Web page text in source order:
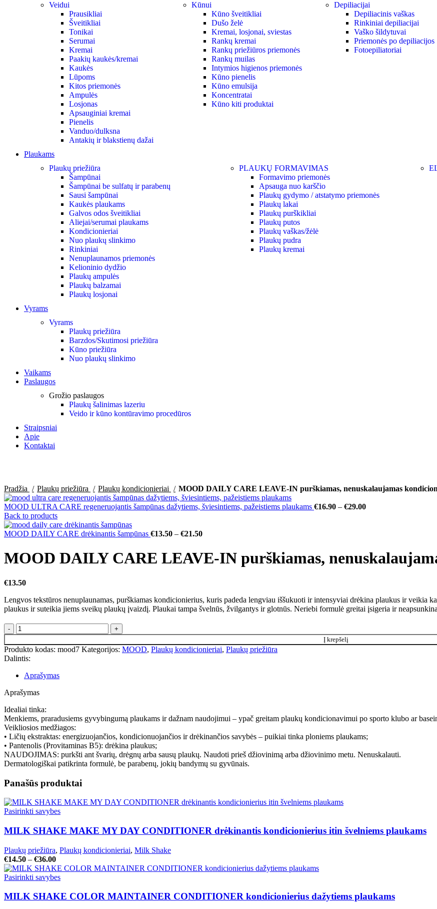
Veidui
Prausikliai
Šveitikliai
Tonikai
Serumai
Kremai
Paakių kaukės/kremai
Kaukės
Lūpoms
Kitos priemonės
Ampulės
Losjonas
Apsauginiai kremai
Pienelis
Vanduo/dulksna
Antakių ir blakstienų dažai
Kūnui
Kūno šveitikliai
Dušo želė
Kremai, losjonai, sviestas
Rankų kremai
Rankų priežiūros priemonės
Rankų muilas
Intymios higienos priemonės
Kūno pienelis
Kūno emulsija
Koncentratai
Kūno kiti produktai
Depiliacijai
Depiliacinis vaškas
Rinkiniai depiliacijai
Vaško šildytuvai
Priemonės po depiliacijos
Fotoepiliatoriai
Plaukams
Plaukų priežiūra
Šampūnai
Šampūnai be sulfatų ir parabenų
Sausi šampūnai
Kaukės plaukams
Galvos odos šveitikliai
Aliejai/serumai plaukams
Kondicionieriai
Nuo plaukų slinkimo
Rinkiniai
Nenuplaunamos priemonės
Kelioninio dydžio
Plaukų ampulės
Plaukų balzamai
Plaukų losjonai
PLAUKŲ FORMAVIMAS
Formavimo priemonės
Apsauga nuo karščio
Plaukų gydymo / atstatymo priemonės
Plaukų lakai
Plaukų purškikliai
Plaukų putos
Plaukų vaškas/žėlė
Plaukų pudra
Plaukų kremai
Vyrams
Vyrams
Plaukų priežiūra
Barzdos/Skutimosi priežiūra
Kūno priežiūra
Nuo plaukų slinkimo
Vaikams
Paslaugos
Grožio paslaugos
Plaukų šalinimas lazeriu
Veido ir kūno kontūravimo procedūros
Straipsniai
Apie
Kontaktai
Pradžia
Plaukų priežiūra Plaukų kondicionieriai MOOD DAILY CARE LEAVE-IN purškiamas, nenuskalaujamas
MOOD ULTRA CARE regeneruojantis šampūnas dažytiems, šviesintiems, pažeistiems plaukams €16.90 – €29.00
Back to products
MOOD DAILY CARE drėkinantis šampūnas €13.50 – €21.50
MOOD DAILY CARE LEAVE-IN purškiamas,
€13.50
Lengvos tekstūros nenuplaunamas, purškiamas kondicionierius, kuris padeda lengviau iššukuoti ir intensyviai drėkina plaukus ir veikia
plaukus ir suteikia jiems sveikų plaukų įvaizdį. Plaukai tampa švelnūs, žvilgantys ir glotnūs. Neriebi formulė greitai įsigeria ir
Į krepšelį
Produkto kodas: mood7 Kategorijos: MOOD, Plaukų kondicionieriai, Plaukų priežiūra
Dalintis:
Aprašymas
Aprašymas
Idealiai tinka:
Menkiems, praradusiems gyvybingumą plaukams ir dažnam naudojimui – ypač greitam plaukų kondicionavimui po sporto klubo ar
Veikliosios medžiagos:
• Ličių ekstraktas: energizuojančios, kondicionuojančios ir drėkinančios savybės – puikiai tinka ploniems plaukams;
• Pantenolis (Provitaminas B5): drėkina plaukus;
NAUDOJIMAS: purkšti ant švarių, drėgnų arba sausų plaukų. Naudoti prieš džiovinimą arba džiovinimo metu. Nenuskalauti.
Dermatologiškai patikrinta formulė, be parabenų, jokių bandymų su gyvūnais.
Panašūs produktai
Pasirinkti savybes
MILK SHAKE MAKE MY DAY CONDITIONER drėkinantis kondicionierius itin švelniems plaukams
Plaukų priežiūra, Plaukų kondicionieriai, Milk Shake
€14.50 – €36.00
Pasirinkti savybes
MILK SHAKE COLOR MAINTAINER CONDITIONER kondicionierius dažytiems plaukams